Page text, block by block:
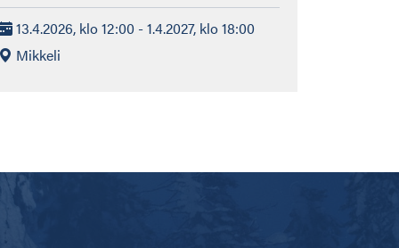
13.4.2026, klo 12:00 - 1.4.2027, klo 18:00
Mikkeli